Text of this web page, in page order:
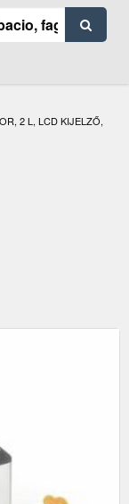
2 L, LCD KIJELZŐ,